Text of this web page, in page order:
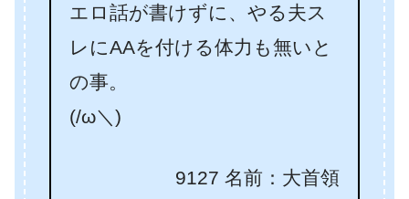
エロ話が書けずに、やる夫ス
レにAAを付ける体力も無いと
の事。
(/ω＼)
9127 名前：大首領